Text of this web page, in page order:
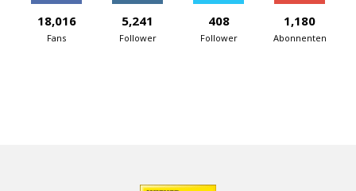
18,016
Fans
5,241
Follower
408
Follower
1,180
Abonnenten